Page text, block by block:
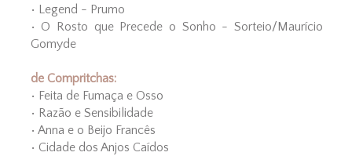
• Legend - Prumo
• O Rosto que Precede o Sonho - Sorteio/Maurício
Gomyde
de Compritchas:
• Feita de Fumaça e Osso
• Razão e Sensibilidade
• Anna e o Beijo Francês
• Cidade dos Anjos Caídos